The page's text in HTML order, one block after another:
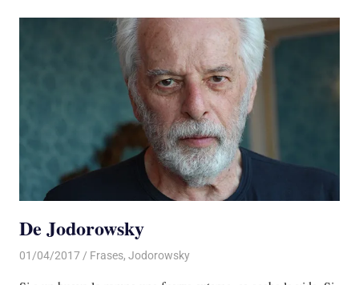
De Jodorowsky
01/04/2017 Luis Castellanos
Frases, Jodorowsky